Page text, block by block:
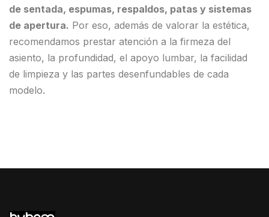
de sentada, espumas, respaldos, patas y sistemas
de apertura. Por eso, además de valorar la estética,
recomendamos prestar atención a la firmeza del
asiento, la profundidad, el apoyo lumbar, la facilidad
de limpieza y las partes desenfundables de cada
modelo.